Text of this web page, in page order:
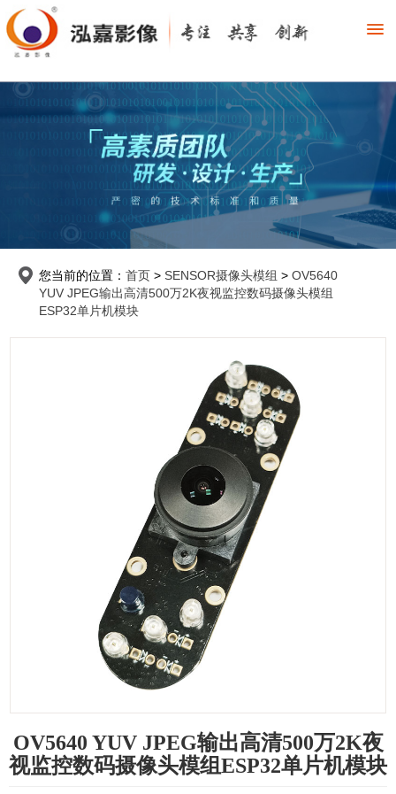
您当前的位置： 首页 > SENSOR摄像头模组 > OV5640
YUV JPEG输出高清500万2K夜视监控数码摄像头模组
ESP32单片机模块
OV5640 YUV JPEG输出高清500万2K夜
视监控数码摄像头模组ESP32单片机模块